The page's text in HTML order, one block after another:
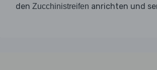
den Zucchinistreifen anrichten und